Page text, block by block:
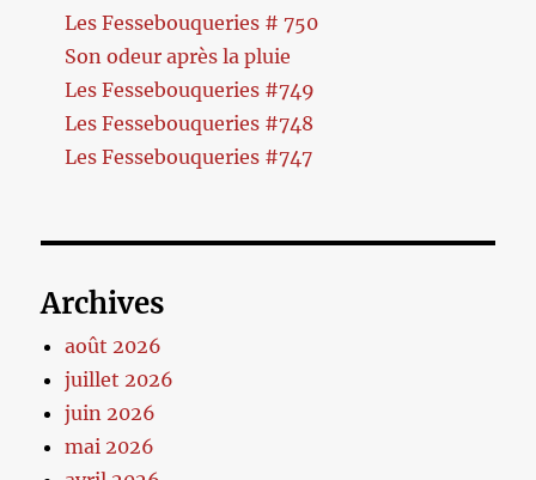
Les Fessebouqueries # 750
Son odeur après la pluie
Les Fessebouqueries #749
Les Fessebouqueries #748
Les Fessebouqueries #747
Archives
août 2026
juillet 2026
juin 2026
mai 2026